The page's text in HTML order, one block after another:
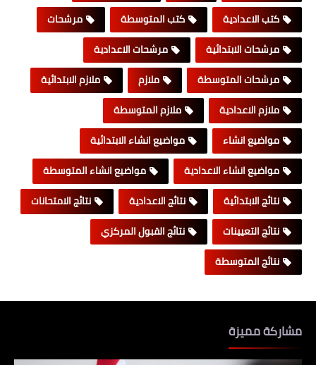
كتب الاعدادية
كتب المتوسطة
مرشحات
مرشحات الابتدائية
مرشحات الاعدادية
مرشحات المتوسطة
ملازم
ملازم الابتدائية
ملازم الاعدادية
ملازم المتوسطة
مواضيع انشاء
مواضيع انشاء الابتدائية
مواضيع انشاء الاعدادية
مواضيع انشاء المتوسطة
نتائج الابتدائية
نتائج الاعدادية
نتائج الامتحانات
نتائج التعيينات
نتائج القبول المركزي
نتائج المتوسطة
مشاركة مميزة